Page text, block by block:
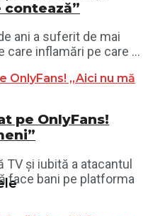
ani a suferit de mai
care inflamări pe care ...
pe OnlyFans!
TV și iubită a atacantul
face bani pe platforma